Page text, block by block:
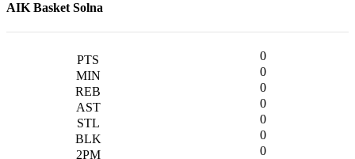
AIK Basket Solna
0
0
0
0
0
0
0